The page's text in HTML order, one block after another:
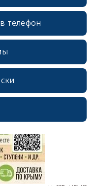
телефон
erid: 2SDnjdPjgYS